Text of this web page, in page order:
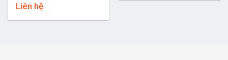
hạng
Liên hệ